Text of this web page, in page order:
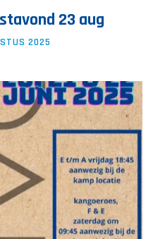
23 aug
2025